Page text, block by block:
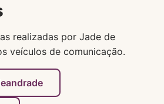
realizadas por Jade de
veículos de comunicação.